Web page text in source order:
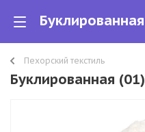
Буклированная
Пехорский текстиль
Буклированная (01)